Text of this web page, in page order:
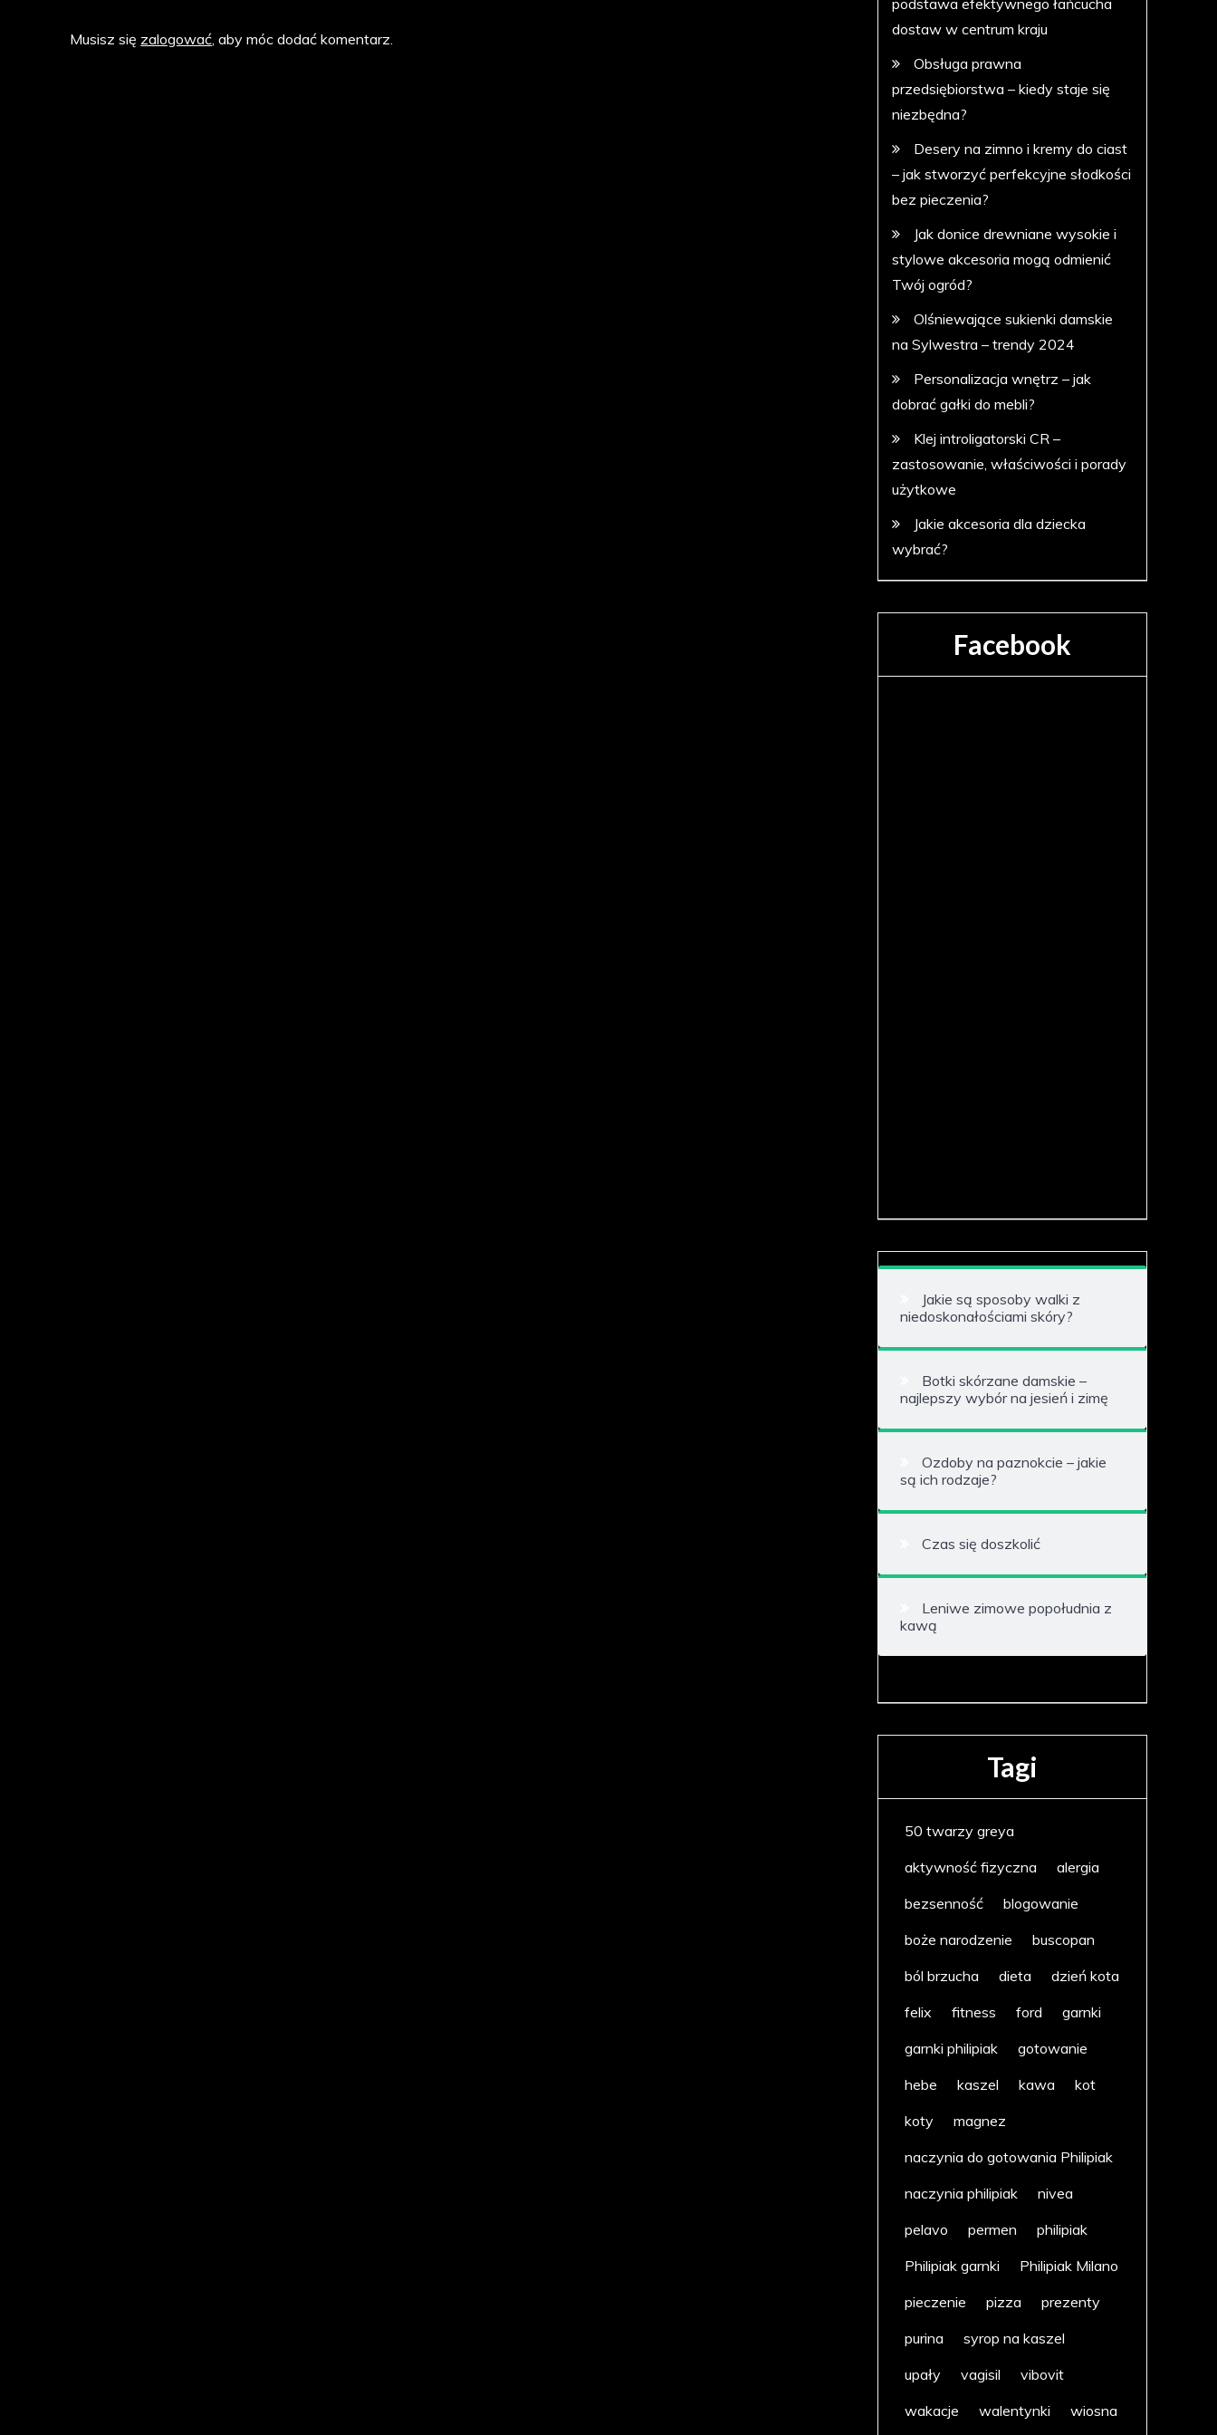
Musisz się zalogować, aby móc dodać komentarz.
podstawa efektywnego łańcucha
dostaw w centrum kraju
Obsługa prawna
przedsiębiorstwa – kiedy staje się
niezbędna?
Desery na zimno i kremy do ciast
– jak stworzyć perfekcyjne słodkości
bez pieczenia?
Jak donice drewniane wysokie i
stylowe akcesoria mogą odmienić
Twój ogród?
Olśniewające sukienki damskie
na Sylwestra – trendy 2024
Personalizacja wnętrz – jak
dobrać gałki do mebli?
Klej introligatorski CR –
zastosowanie, właściwości i porady
użytkowe
Jakie akcesoria dla dziecka
wybrać?
Facebook
Jakie są sposoby walki z
niedoskonałościami skóry?
Botki skórzane damskie –
najlepszy wybór na jesień i zimę
Ozdoby na paznokcie – jakie
są ich rodzaje?
Czas się doszkolić
Leniwe zimowe popołudnia z
kawą
Tagi
50 twarzy greya
aktywność fizyczna
alergia
bezsenność
blogowanie
boże narodzenie
buscopan
ból brzucha
dieta
dzień kota
felix
fitness ford
garnki
garnki philipiak
gotowanie
hebe
kaszel kawa
kot
koty
magnez
naczynia do gotowania Philipiak
naczynia philipiak
nivea
pelavo
permen
philipiak
Philipiak garnki
Philipiak Milano
pieczenie
pizza
prezenty
purina
syrop na kaszel
upały
vagisil
vibovit
wakacje
walentynki wiosna